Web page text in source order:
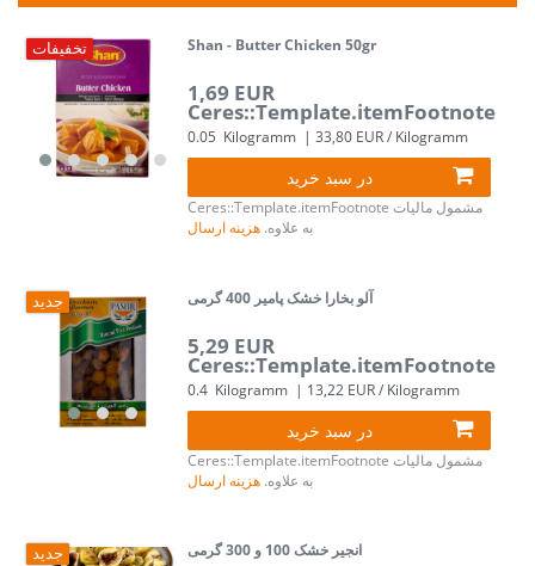
تخفیفات Shan - Butter Chicken 50gr
1,69 EUR
Ceres::Template.itemFootnote
0.05 Kilogramm | 33,80 EUR / Kilogramm
در سبد خرید
Ceres::Template.itemFootnote مشمول مالیات
به علاوه. هزینه ارسال
جدید آلو بخارا خشک پامیر 400 گرمی
5,29 EUR
Ceres::Template.itemFootnote
0.4 Kilogramm | 13,22 EUR / Kilogramm
در سبد خرید
Ceres::Template.itemFootnote مشمول مالیات
به علاوه. هزینه ارسال
جدید انجیر خشک 100 و 300 گرمی